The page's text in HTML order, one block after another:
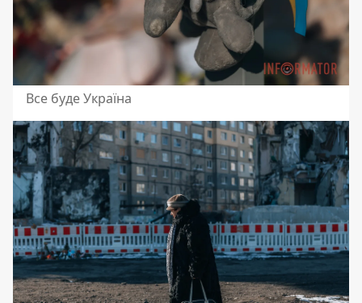
Все буде Україна